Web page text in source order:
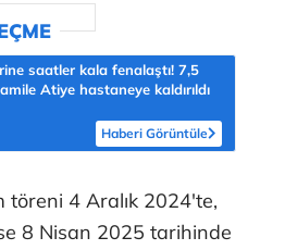
saatler kala fenalaştı! 7,5
Atiye hastaneye kaldırıldı
Haberi Görüntüle
töreni 4 Aralık 2024'te,
8 Nisan 2025 tarihinde